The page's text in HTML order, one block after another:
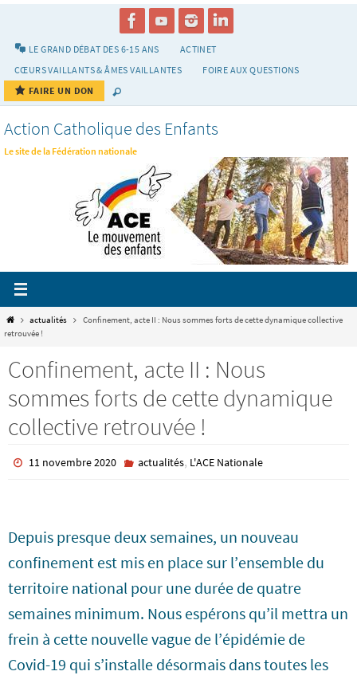
LE GRAND DÉBAT DES 6-15 ANS
ACTINET
CŒURS VAILLANTS & ÂMES VAILLANTES
FOIRE AUX QUESTIONS
FAIRE UN DON
Action Catholique des Enfants
Le site de la Fédération nationale
Homeactualités
Confinement, acte II : Nous sommes forts de cette dynamique collective
retrouvée !
Confinement, acte II : Nous
sommes forts de cette dynamique
collective retrouvée !
11 novembre 2020 actualités, L'ACE Nationale
Depuis presque deux semaines, un nouveau
confinement est mis en place sur l’ensemble du
territoire national pour une durée de quatre
semaines minimum. Nous espérons qu’il mettra un
frein à cette nouvelle vague de l’épidémie de
Covid-19 qui s’installe désormais dans toutes les